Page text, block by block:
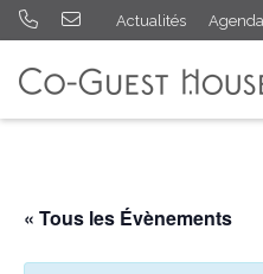
Actualités Agenda
« Tous les Évènements